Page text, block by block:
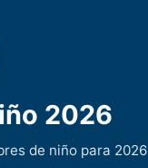
2026
de niño para 2026